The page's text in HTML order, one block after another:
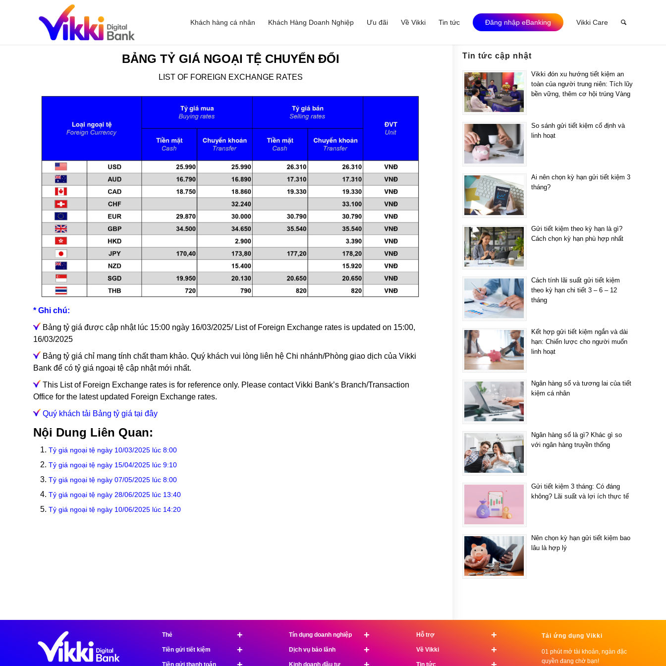
Khách hàng cá nhân Khách Hàng Doanh Nghiệp Ưu đãi Về Vikki Tin tức Đăng nhập eBanking Vikki Care
BẢNG TỶ GIÁ NGOẠI TỆ CHUYỂN ĐỔI
LIST OF FOREIGN EXCHANGE RATES
* Ghi chú:
Bảng tỷ giá được cập nhật lúc 15:00 ngày 16/03/2025/ List of Foreign Exchange rates is updated on 15:00,
16/03/2025
Bảng tỷ giá chỉ mang tính chất tham khảo. Quý khách vui lòng liên hệ Chi nhánh/Phòng giao dịch của Vikki
Bank để có tỷ giá ngoại tệ cập nhật mới nhất.
This List of Foreign Exchange rates is for reference only. Please contact Vikki Bank’s Branch/Transaction
Office for the latest updated Foreign Exchange rates.
Quý khách tải Bảng tỷ giá tại đây
Nội Dung Liên Quan:
Tỷ giá ngoại tệ ngày 10/03/2025 lúc 8:00
Tỷ giá ngoại tệ ngày 15/04/2025 lúc 9:10
Tỷ giá ngoại tệ ngày 07/05/2025 lúc 8:00
Tỷ giá ngoại tệ ngày 28/06/2025 lúc 13:40
Tỷ giá ngoại tệ ngày 10/06/2025 lúc 14:20
Tin tức cập nhật
Vikki đón xu hướng tiết kiệm an
toàn của người trung niên: Tích lũy
bền vững, thêm cơ hội trúng Vàng
So sánh gửi tiết kiệm cố định và
linh hoạt
Ai nên chọn kỳ hạn gửi tiết kiệm 3
tháng?
Gửi tiết kiệm theo kỳ hạn là gì?
Cách chọn kỳ hạn phù hợp nhất
Cách tính lãi suất gửi tiết kiệm
theo kỳ hạn chi tiết 3 – 6 – 12
tháng
Kết hợp gửi tiết kiệm ngắn và dài
hạn: Chiến lược cho người muốn
linh hoạt
Ngân hàng số và tương lai của tiết
kiệm cá nhân
Ngân hàng số là gì? Khác gì so
với ngân hàng truyền thống
Gửi tiết kiệm 3 tháng: Có đáng
không? Lãi suất và lợi ích thực tế
Nên chọn kỳ hạn gửi tiết kiệm bao
lâu là hợp lý
+
Thẻ
+
Tiền gửi tiết kiệm
Tiền gửi thanh toán
+
Tín dụng doanh nghiệp
+
Dịch vụ bảo lãnh
Kinh doanh đầu tư
+
Hỗ trợ
+
Về Vikki
Tin tức
Tải ứng dụng Vikki
01 phút mở tài khoản, ngàn đặc
quyền đang chờ bạn!